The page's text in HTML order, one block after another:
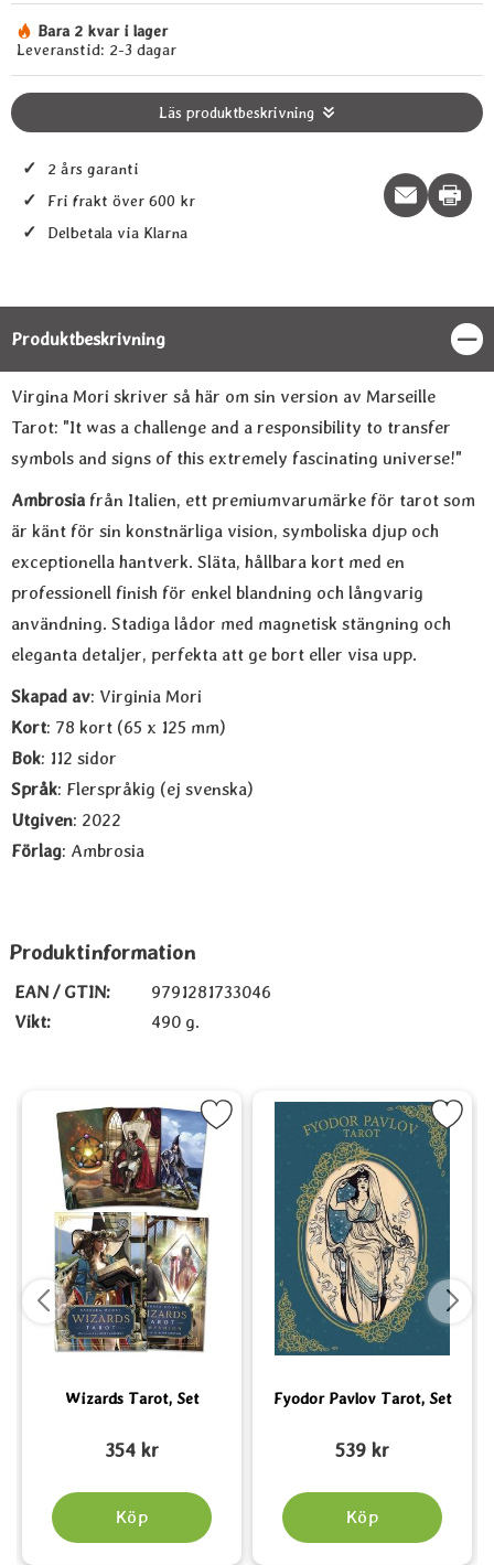
Tillgänglighet:
Bara 2 kvar i lager
Leveranstid: 2-3 dagar
Läs produktbeskrivning
✓ 2 års garanti
✓ Fri frakt över 600 kr
✓ Delbetala via Klarna
Print
Produktbeskrivning
Produktbeskrivning
Virgina Mori skriver så här om sin version av Marseille
Tarot: "It was a challenge and a responsibility to transfer
symbols and signs of this extremely fascinating universe!"
Ambrosia från Italien, ett premiumvarumärke för tarot som
är känt för sin konstnärliga vision, symboliska djup och
exceptionella hantverk. Släta, hållbara kort med en
professionell finish för enkel blandning och långvarig
användning. Stadiga lådor med magnetisk stängning och
eleganta detaljer, perfekta att ge bort eller visa upp.
Skapad av: Virginia Mori
Kort: 78 kort (65 x 125 mm)
Bok: 112 sidor
Språk: Flerspråkig (ej svenska)
Utgiven: 2022
Förlag: Ambrosia
Produktinformation
EAN / GTIN:
9791281733046
Vikt:
490 g.
(på svenska) som favorit
Wizards Tarot, Set
Art. nr 3958354 kr
Köp
Markera Wizards Tarot, Set som favorit
Fyodor Pavlov Tarot, Set
Art. nr 6538539 kr
Köp
Markera Fyodor Pavlov